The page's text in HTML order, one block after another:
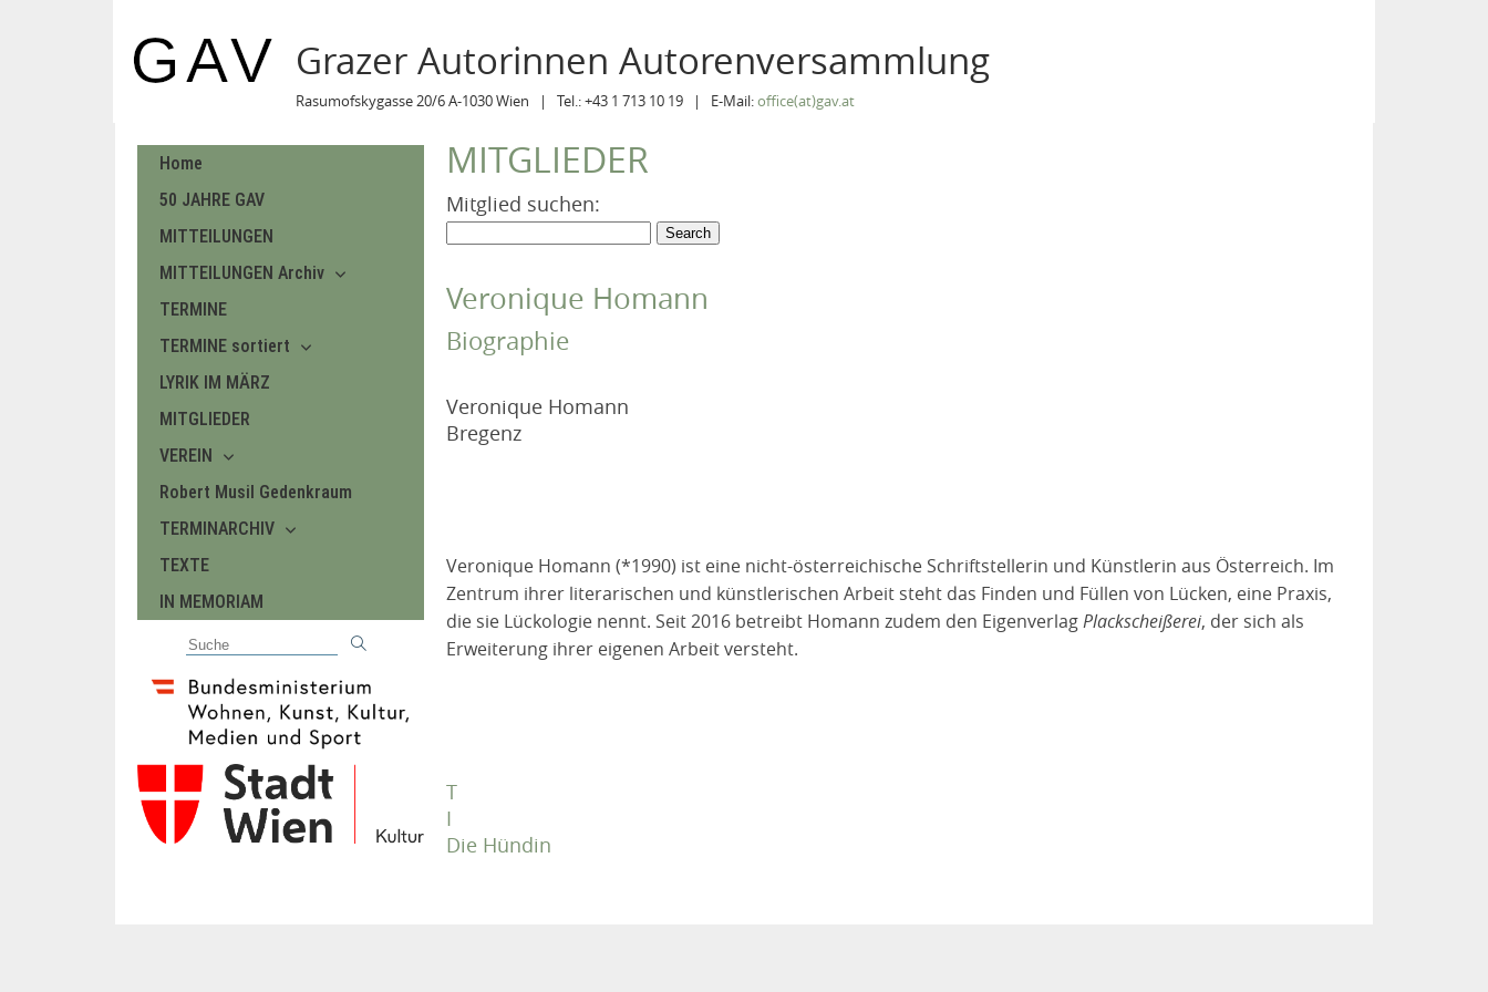
Grazer Autorinnen Autorenversammlung
Rasumofskygasse 20/6 A-1030 Wien | Tel.: +43 1 713 10 19 | E-Mail:office(at)gav.at
Home
50 JAHRE GAV
MITTEILUNGEN
MITTEILUNGEN Archiv
TERMINE
TERMINE sortiert
LYRIK IM MÄRZ
MITGLIEDER
VEREIN
Robert Musil Gedenkraum
TERMINARCHIV
TEXTE
IN MEMORIAM
MITGLIEDER
Mitglied suchen:
Veronique Homann
Biographie
Veronique Homann
Bregenz
Veronique Homann (*1990) ist eine nicht-österreichische Schriftstellerin und Künstlerin aus Österreich. Im
Zentrum ihrer literarischen und künstlerischen Arbeit steht das Finden und Füllen von Lücken, eine Praxis,
die sie Lückologie nennt. Seit 2016 betreibt Homann zudem den EigenverlagPlackscheißerei, der sich als
Erweiterung ihrer eigenen Arbeit versteht.
T
I
Die Hündin